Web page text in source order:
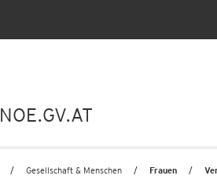
NOE.GV.AT
Gesellschaft & Menschen Frauen